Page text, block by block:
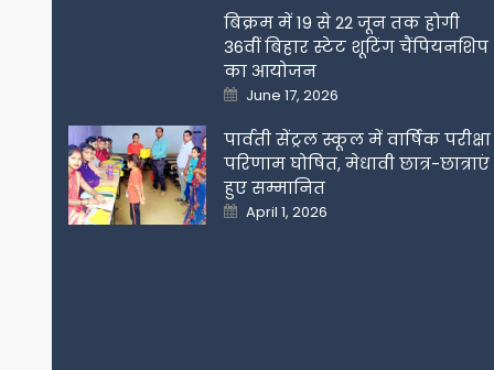
बिक्रम में 19 से 22 जून तक होगी
36वीं बिहार स्टेट शूटिंग चैंपियनशिप
का आयोजन
Posted
on
June 17, 2026
पार्वती सेंट्रल स्कूल में वार्षिक परीक्षा
परिणाम घोषित, मेधावी छात्र-छात्राएं
हुए सम्मानित
Posted
on
April 1, 2026